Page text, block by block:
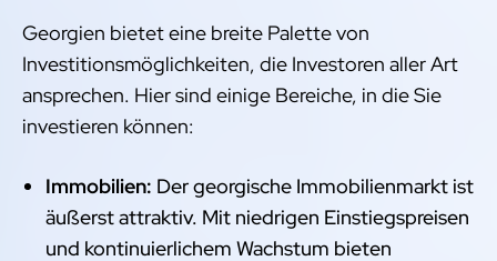
Georgien bietet eine breite Palette von
Investitionsmöglichkeiten, die Investoren aller Art
ansprechen. Hier sind einige Bereiche, in die Sie
investieren können:
Immobilien: Der georgische Immobilienmarkt ist
äußerst attraktiv. Mit niedrigen Einstiegspreisen
und kontinuierlichem Wachstum bieten